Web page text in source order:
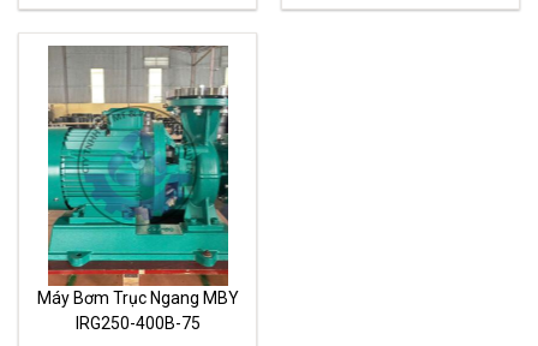
0
out
of
5
0
Máy Bơm Trục Ngang MBY
IRG250-400B-75